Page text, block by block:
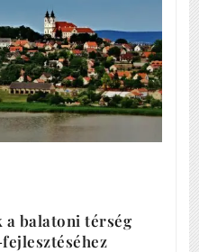
balatoni térség